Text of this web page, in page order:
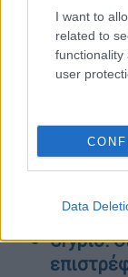
I want to
related to
functionality
user
Data
«Είδα
το
Crypto: